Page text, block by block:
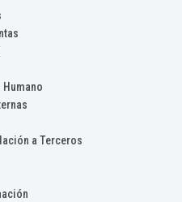
a Terceros